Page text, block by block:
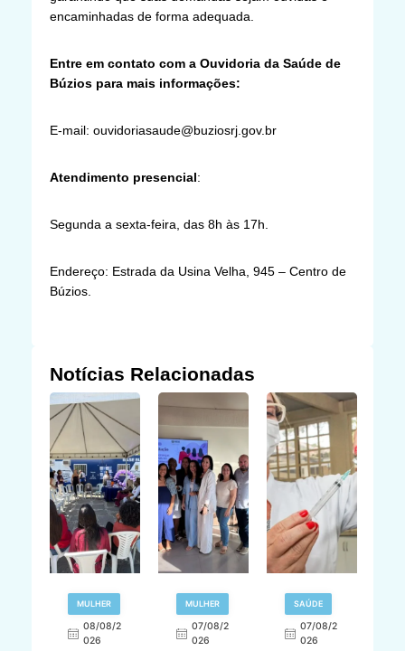
encaminhadas de forma adequada.
Entre em contato com a Ouvidoria da Saúde de
Búzios para mais informações:
E-mail: ouvidoriasaude@buziosrj.gov.br
Atendimento presencial:
Segunda a sexta-feira, das 8h às 17h.
Endereço: Estrada da Usina Velha, 945 – Centro de
Búzios.
Notícias Relacionadas
MULHER
08/08/2
026
MULHER
07/08/2
026
SAÚDE
07/08/2
026